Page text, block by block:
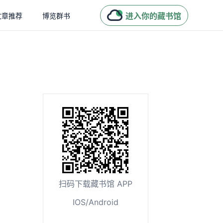
章推荐 博览群书 进入你的藏书馆
扫码下载藏书馆 APP
IOS/Android